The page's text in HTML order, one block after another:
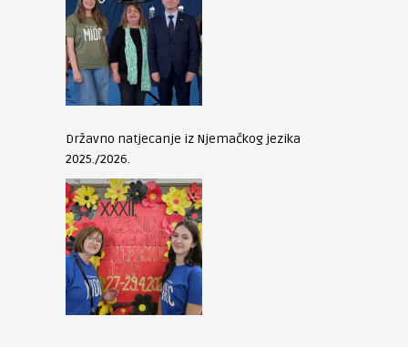
Državno natjecanje iz Njemačkog jezika
2025./2026.